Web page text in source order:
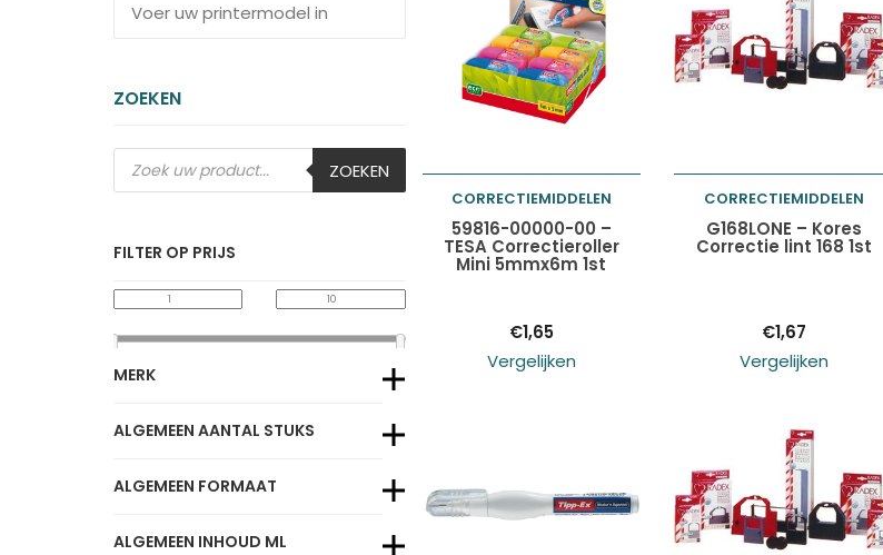
Toevoegen aan
winkelwagen
CORRECTIEMIDDELEN
59816-00000-00 –
TESA Correctieroller
Mini 5mmx6m 1st
€1,65
Vergelijken
Toevoegen aan
CORRECTIEMIDDELEN
G168LONE – Kores
Correctie lint 168 1st
€1,67
Vergelijken
ZOEKEN
Producten
zoeken ZOEKEN
FILTER OP PRIJS
MERK
ALGEMEEN AANTAL STUKS
ALGEMEEN FORMAAT
ALGEMEEN INHOUD ML